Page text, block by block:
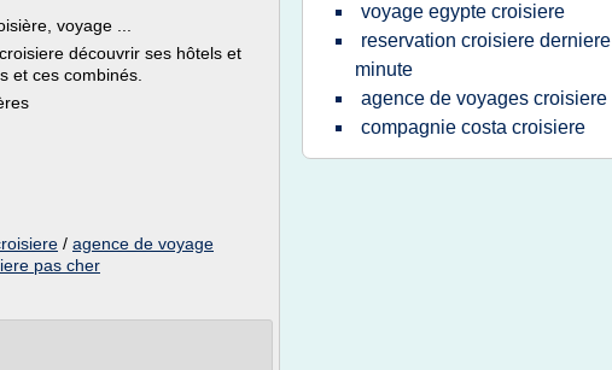
voyage ...
découvrir ses hôtels et
et ces combinés.
/ agence de voyage
pas cher
voyage egypte croisiere
reservation croisiere derniere
minute
agence de voyages croisiere
compagnie costa croisiere